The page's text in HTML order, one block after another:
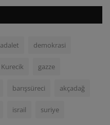
adalet demokrasi
Kurecik gazze
barışsüreci akçadağ
israil suriye